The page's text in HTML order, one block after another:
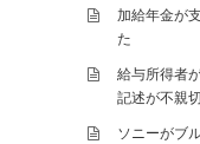
加給年金が
た
給与所得者
記述が不親切
ソニーがブ